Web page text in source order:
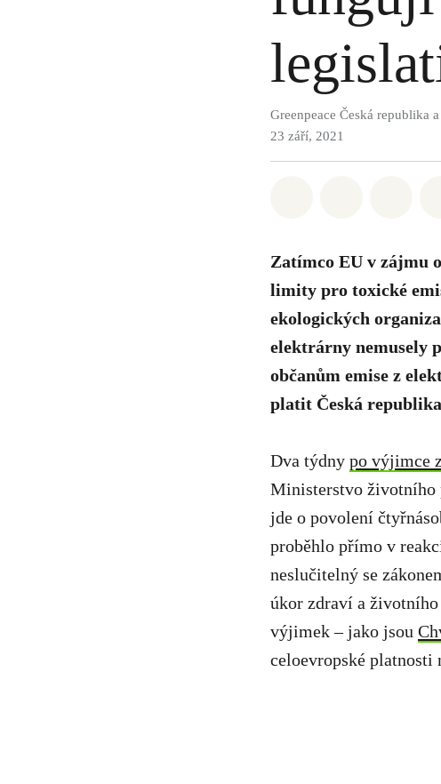
Greenpeace Česká republika
23 září, 2021
Zatímco EU v zájmu
limity pro toxické
ekologických
elektrárny nemusely
občanům emise z
platit Česká
Dva týdny po výjimce
Ministerstvo životního
jde o povolení
proběhlo přímo v
neslučitelný se
úkor zdraví a
výjimek – jako jsou
celoevropské